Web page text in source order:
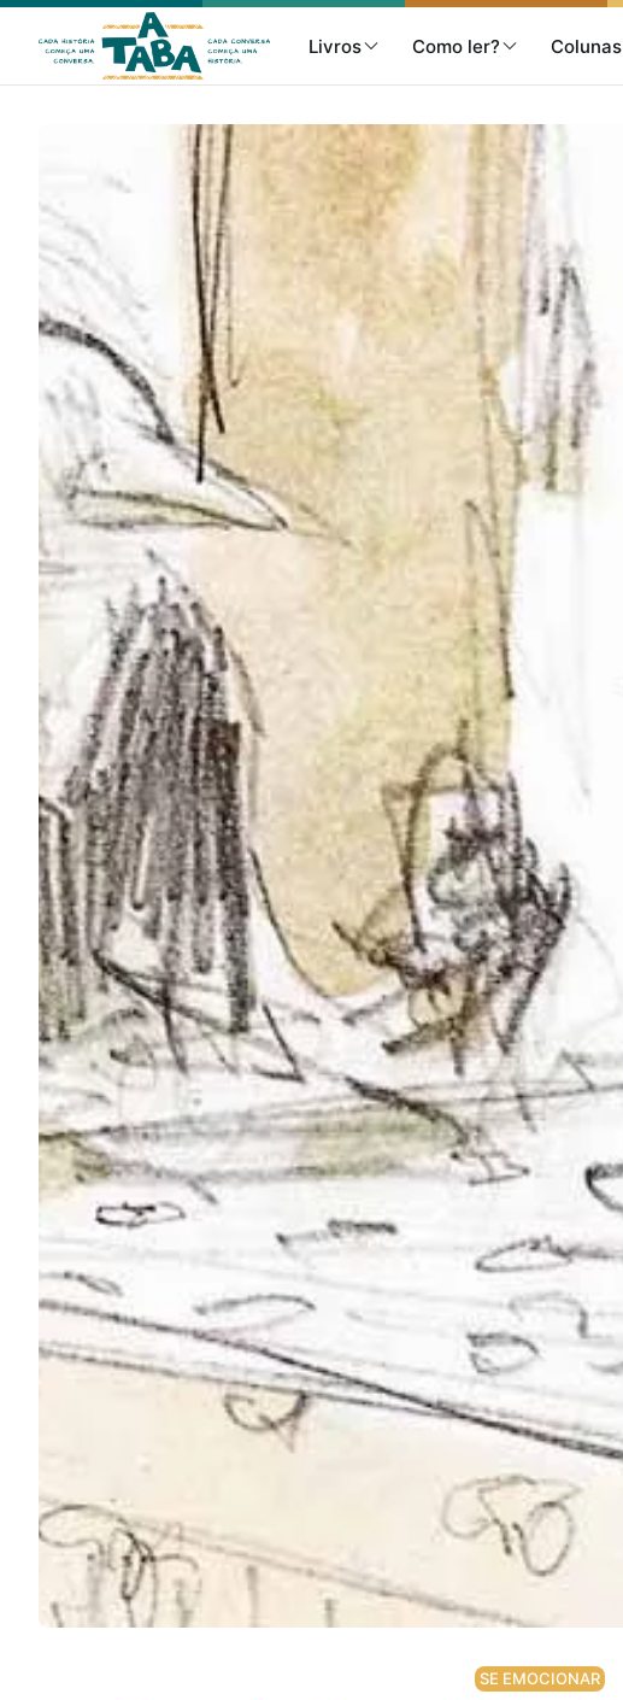
Livros Como ler? Colunas
Livros
Resenhas
Clube de Leitores
Como ler?
Na escola
Na família
Colunas
Conteúdos
Colecionáveis
Cursos On line
E-Books
Eventos
Podcast
Assine
Taba na Escola
SE EMOCIONAR